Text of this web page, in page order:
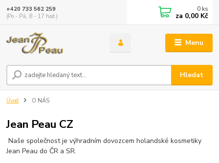
Menu
Hledat
+420 733 562 259
(Po - Pá, 8 - 17 hod.)
0 ks
za 0,00 Kč
Úvod O NÁS
Jean Peau CZ
Naše společnost je výhradním dovozcem holandské kosmetiky
Jean Peau do ČR a SR.